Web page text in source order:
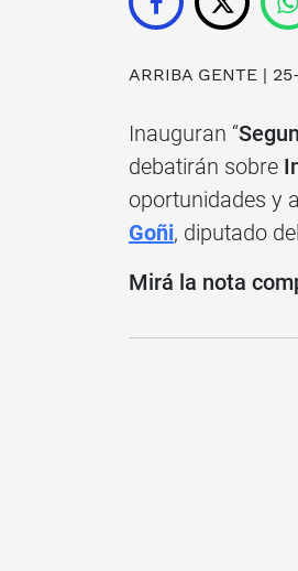
ARRIBA GENTE |
Inauguran “
debatirán sobre
oportunidades y
Goñi, diputado del
Mirá la nota